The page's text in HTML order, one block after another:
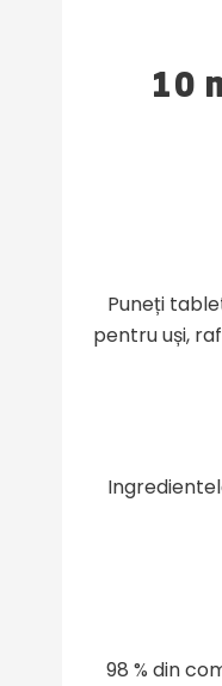
10
Puneți
pentru uși,
98 % din